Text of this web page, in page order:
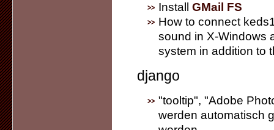
Install GMail FS
How to connect
sound in X-Windows
system in addition to
django
"tooltip", "Adobe
werden automatisch